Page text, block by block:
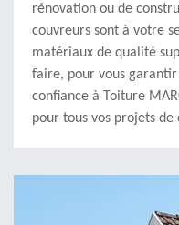
rénovation ou de
couvreurs sont à votre
matériaux de qualité
faire, pour vous
confiance à Toiture
pour tous vos projets de